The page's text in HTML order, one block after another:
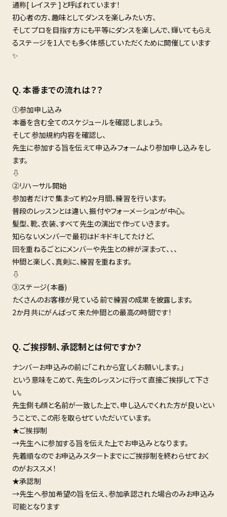
通称[ レイステ ]と呼ばれています！
初心者の方、趣味としてダンスを楽しみたい方、
そしてプロを目指す方にも平等にダンスを楽しんで、輝いてもらえ
るステージを1人でも多く体感していただくために開催しています
✨
本番までの流れは？？
①参加申し込み
本番を含む全てのスケジュールを確認しましょう。
そして参加規約内容を確認し、
先生に参加する旨を伝えて申込みフォームより参加申し込みをし
ます。
⇩
②リハーサル開始
参加者だけで集まって約2ヶ月間、練習を行います。
普段のレッスンとは違い、振付やフォーメーションが中心。
髪型、靴、衣装、すべて先生の演出で作っていきます。
知らないメンバーで最初はドキドキしてたけど、
回を重ねるごとにメンバーや先生との絆が深まって、、、
仲間と楽しく、真剣に、練習を重ねます。
⇩
③ステージ(本番)
たくさんのお客様が見ている前で練習の成果を披露します。
2か月共にがんばって来た仲間との最高の時間です！
ご挨拶制、承認制とは何ですか？
ナンバーお申込みの前に「これから宜しくお願いします。」
という意味をこめて、先生のレッスンに行って直接ご挨拶して下さ
い。
先生側も顔と名前が一致した上で、申し込んでくれた方が良いとい
うことで、この形を取らせていただいています。
★ご挨拶制
→先生へに参加する旨を伝えた上でお申込みとなります。
先着順なのでお申込みスタートまでにご挨拶制を終わらせておく
のがおススメ！
★承認制
→先生へ参加希望の旨を伝え、参加承認された場合のみお申込み
可能となります